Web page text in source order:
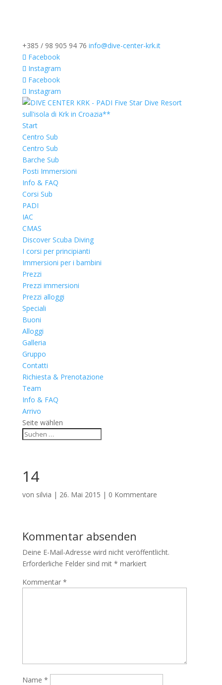
+385 / 98 905 94 76 info@dive-center-krk.it
Facebook
Instagram
Facebook
Instagram
Start
Centro Sub
Centro Sub
Barche Sub
Posti Immersioni
Info & FAQ
Corsi Sub
PADI
IAC
CMAS
Discover Scuba Diving
I corsi per principianti
Immersioni per i bambini
Prezzi
Prezzi immersioni
Prezzi alloggi
Speciali
Buoni
Alloggi
Galleria
Gruppo
Contatti
Richiesta & Prenotazione
Team
Info & FAQ
Arrivo
Seite wählen
14
von silvia | 26. Mai 2015 | 0 Kommentare
Kommentar absenden
Deine E-Mail-Adresse wird nicht veröffentlicht.
Erforderliche Felder sind mit * markiert
Kommentar *
Name *